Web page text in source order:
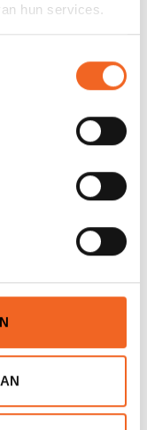
hun services.
SUGAR ISLAND
€109,00